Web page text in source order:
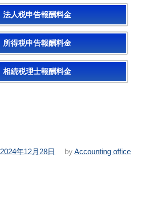
法人税申告報酬料金
所得税申告報酬料金
相続税理士報酬料金
更
2024年12月28日 byAccounting office